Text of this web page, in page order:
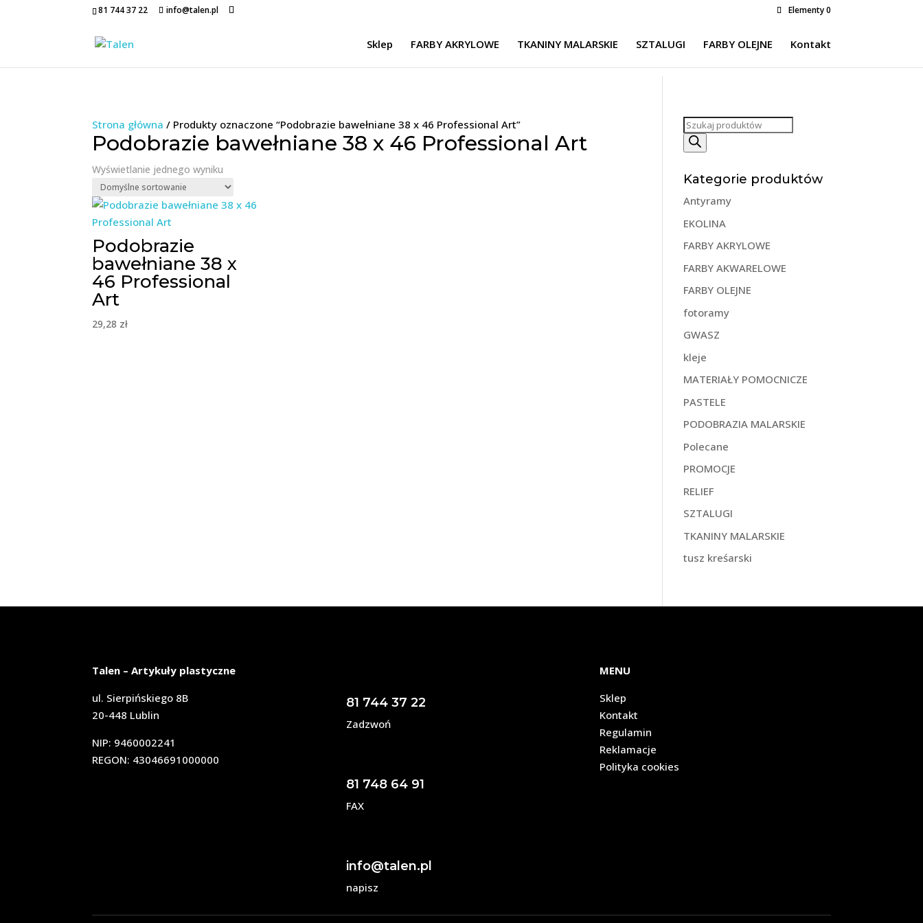
81 744 37 22 info@talen.pl Elementy 0
Sklep FARBY AKRYLOWE TKANINY MALARSKIE SZTALUGI FARBY OLEJNE Kontakt
Strona główna / Produkty oznaczone “Podobrazie bawełniane 38 x 46 Professional Art”
Podobrazie bawełniane 38 x 46 Professional Art
Wyświetlanie jednego wyniku
Podobrazie
bawełniane 38 x
46 Professional
Art
29,28 zł
Wyszukiwarka
produktów
Kategorie produktów
Antyramy
EKOLINA
FARBY AKRYLOWE
FARBY AKWARELOWE
FARBY OLEJNE
fotoramy
GWASZ
kleje
MATERIAŁY POMOCNICZE
PASTELE
PODOBRAZIA MALARSKIE
Polecane
PROMOCJE
RELIEF
SZTALUGI
TKANINY MALARSKIE
tusz kreśarski
Talen – Artykuły plastyczne
ul. Sierpińskiego 8B
20-448 Lublin
NIP: 9460002241
REGON: 43046691000000
81 744 37 22
Zadzwoń
81 748 64 91
FAX
info@talen.pl
napisz
MENU
Sklep
Kontakt
Regulamin
Reklamacje
Polityka cookies